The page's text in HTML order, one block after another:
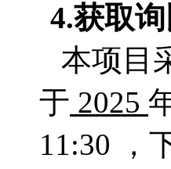
4.获取
本项目
于 2025
11:30 ，